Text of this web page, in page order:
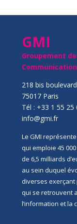
GMI
Groupement
Communication
218 bis
75017 Paris
Tél : +33 1 55 25
info@gmi.fr
Le GMI
qui emploie 45
de 6,5 milliards
au sein duquel
diverses exerçant
qui se retrouvent
l’information et la